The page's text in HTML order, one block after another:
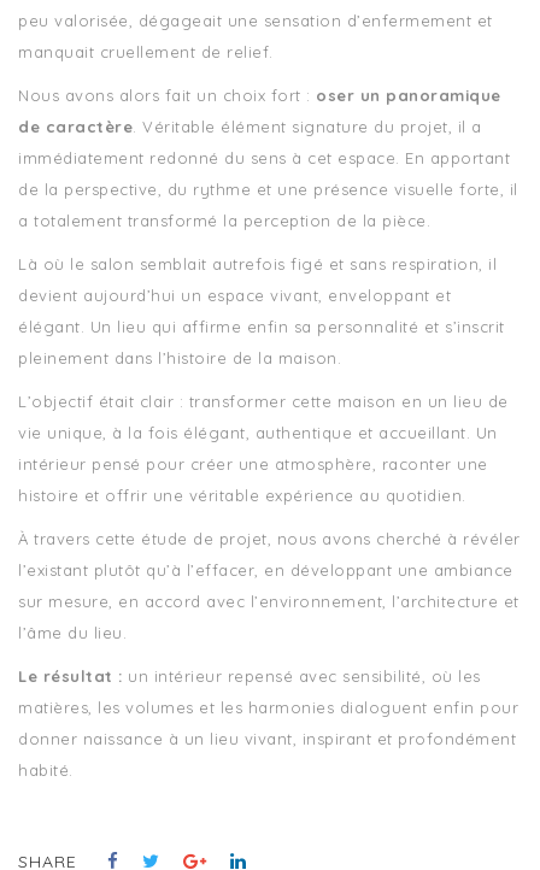
peu valorisée, dégageait une sensation d’enfermement et
manquait cruellement de relief.
Nous avons alors fait un choix fort : oser un panoramique
de caractère . Véritable élément signature du projet, il a
immédiatement redonné du sens à cet espace. En apportant
de la perspective, du rythme et une présence visuelle forte, il
a totalement transformé la perception de la pièce.
Là où le salon semblait autrefois figé et sans respiration, il
devient aujourd’hui un espace vivant, enveloppant et
élégant. Un lieu qui affirme enfin sa personnalité et s’inscrit
pleinement dans l’histoire de la maison.
L’objectif était clair : transformer cette maison en un lieu de
vie unique, à la fois élégant, authentique et accueillant. Un
intérieur pensé pour créer une atmosphère, raconter une
histoire et offrir une véritable expérience au quotidien.
À travers cette étude de projet, nous avons cherché à révéler
l’existant plutôt qu’à l’effacer, en développant une ambiance
sur mesure, en accord avec l’environnement, l’architecture et
l’âme du lieu.
Le résultat : un intérieur repensé avec sensibilité, où les
matières, les volumes et les harmonies dialoguent enfin pour
donner naissance à un lieu vivant, inspirant et profondément
habité.
SHARE